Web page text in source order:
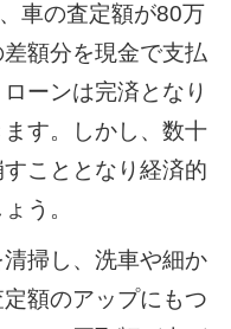
車の査定額が80万
額分を現金で支払
ーンは完済となり
す。しかし、数十
こととなり経済的
う。
掃し、洗車や細か
額のアップにもつ